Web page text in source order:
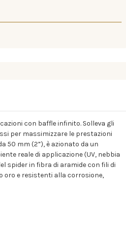
con baffle infinito. Solleva gli
per massimizzare le prestazioni
50 mm (2”), è azionato da un
reale di applicazione (UV, nebbia
spider in fibra di aramide con fili di
oro e resistenti alla corrosione,